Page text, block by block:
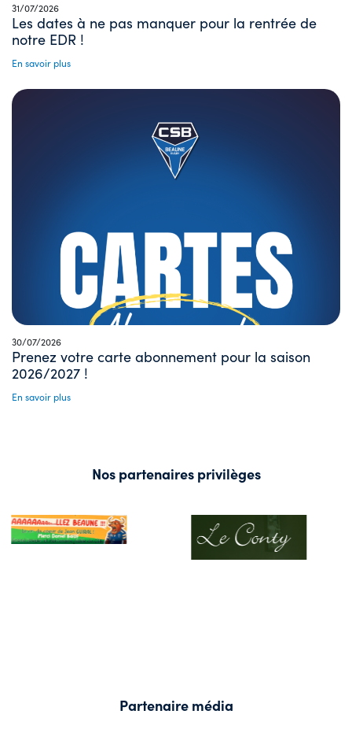
31/07/2026
Les dates à ne pas manquer pour la rentrée de
notre EDR !
En savoir plus
30/07/2026
Prenez votre carte abonnement pour la saison
2026/2027 !
En savoir plus
Nos partenaires privilèges
Partenaire média